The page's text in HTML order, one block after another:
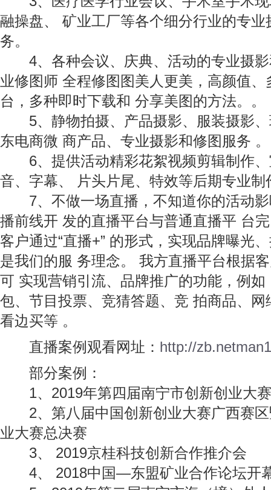
融操盘、 矿业工厂等各个细分行业的专
务。
4、各种会议、庆典、活动的专业摄影
业修图师 全程修图图美人更美，高颜值
台，多种即时下载和 分享美图的方法。。
5、静物拍摄、产品摄影、服装摄影、
东电商微 商产品、专业摄影和修图服务 。
6、提供活动精彩花絮视频剪辑制作、
音、字幕、 片头片尾、特效等后期专业制
7、不做一场直播，不知道你的活动影
播前线开 发的直播平台与普通直播平 台
客户通过“直播+” 的形式，实现品牌曝光
是我们的服 务理念。 我方直播平台根据
可 实现营销引流、品牌推广的功能，例
包、节目投票、竞猜答题、竞 拍商品、
看边买等 。
直播案例观看网址： http://
部分案例：
1、2019年第四届南宁市创新创业大
2、第八届中国创新创业大赛广西赛区
业大赛总决赛
3、 2019京桂科技创新合作推介会
4、 2018中国—东盟矿业合作论坛开